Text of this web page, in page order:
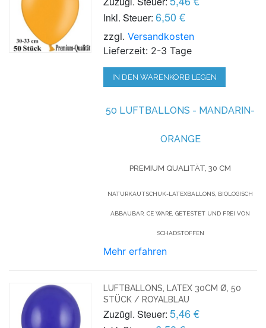
Inkl. Steuer: 6,50 €
zzgl.Versandkosten
Lieferzeit: 2-3 Tage
IN DEN WARENKORB LEGEN
50 LUFTBALLONS - MANDARIN-
ORANGE
PREMIUM QUALITÄT, 30 CM
NATURKAUTSCHUK-LATEXBALLONS, BIOLOGISCH
ABBAUBAR, CE WARE, GETESTET UND FREI VON
SCHADSTOFFEN
Mehr erfahren
LUFTBALLONS, LATEX 30CM Ø, 50
STÜCK / ROYALBLAU
Zuzügl. Steuer: 5,46 €